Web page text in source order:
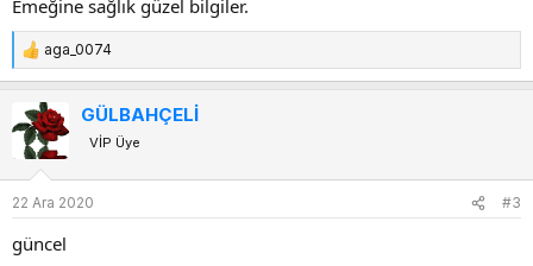
Gyges’e ait olsuğu sanılmaktadır. Tümülüslerin hemen hepsi
ilk ve orta çağlarda soyulmuştur.
Lidya (Lydia) Krallığında yaşamış soylulara ait Tümülüs
Emeğine sağlık güzel bilgiler.
T
e
k
e
r
aga_0074
GÜLBAHÇELİ
VİP Üye
22 Ara 2020 #3
güncel